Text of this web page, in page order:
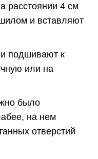
расстоянии 4 см
и вставляют
подшивают к
или на
было
на нем
отверстий